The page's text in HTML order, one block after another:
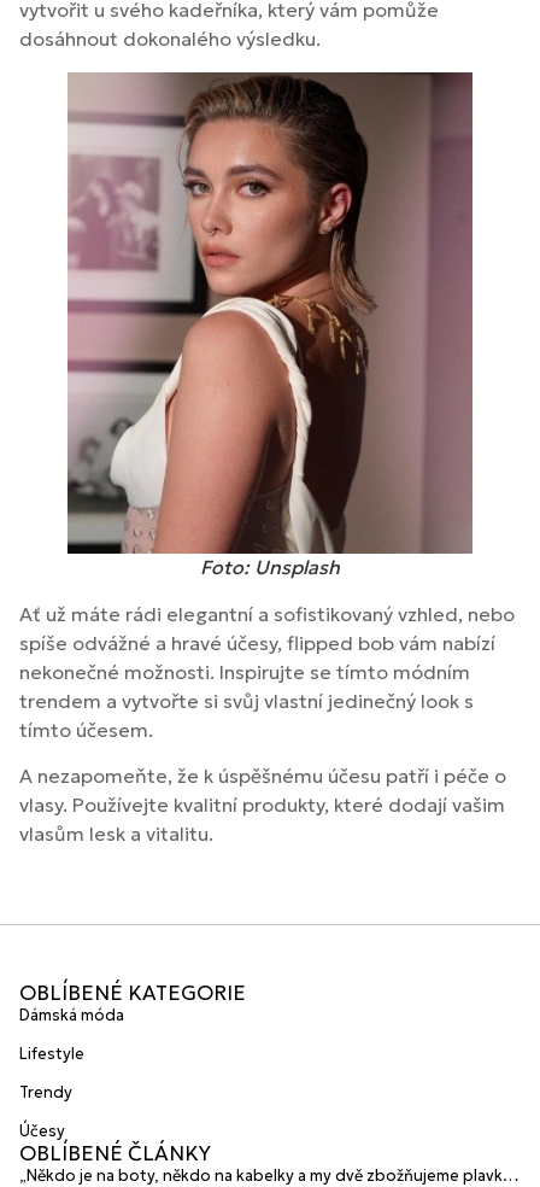
vytvořit u svého kadeřníka, který vám pomůže
dosáhnout dokonalého výsledku.
Foto: Unsplash
Ať už máte rádi elegantní a sofistikovaný vzhled, nebo
spíše odvážné a hravé účesy, flipped bob vám nabízí
nekonečné možnosti. Inspirujte se tímto módním
trendem a vytvořte si svůj vlastní jedinečný look s
tímto účesem.
A nezapomeňte, že k úspěšnému účesu patří i péče o
vlasy. Používejte kvalitní produkty, které dodají vašim
vlasům lesk a vitalitu.
OBLÍBENÉ KATEGORIE
Dámská móda
Lifestyle
Trendy
Účesy
OBLÍBENÉ ČLÁNKY
„Někdo je na boty, někdo na kabelky a my dvě zbožňujeme plavky“